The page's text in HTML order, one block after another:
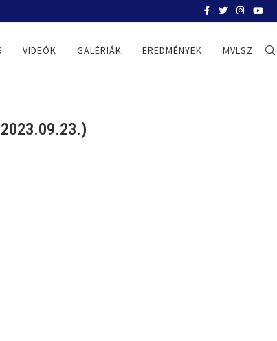
VIDEÓK GALÉRIÁK EREDMÉNYEK MVLSZ
2023.09.23.)